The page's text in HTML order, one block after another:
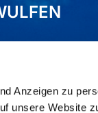
Anzeigen zu
unsere Website